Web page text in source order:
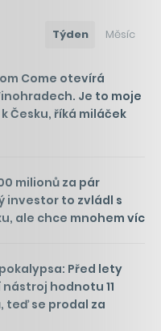
Týden Měsíc
Come otevírá
Je to moje
Česku, říká miláček
milionů za pár
investor to zvládl s
ale chce mnohem víc
Před lety
hodnotu 11
teď se prodal za